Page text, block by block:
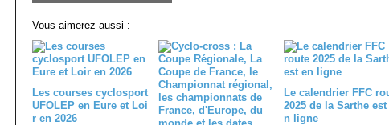
Vous aimerez aussi :
Les courses cyclosport
UFOLEP en Eure et Loi
r en 2026
Le calendrier FFC
2025 de la Sarthe est
n ligne